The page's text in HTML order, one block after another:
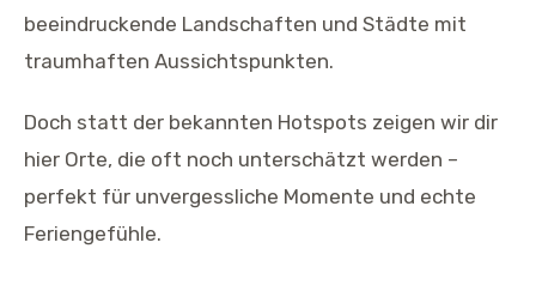
beeindruckende Landschaften und Städte mit
traumhaften Aussichtspunkten.
Doch statt der bekannten Hotspots zeigen wir dir
hier Orte, die oft noch unterschätzt werden –
perfekt für unvergessliche Momente und echte
Feriengefühle.